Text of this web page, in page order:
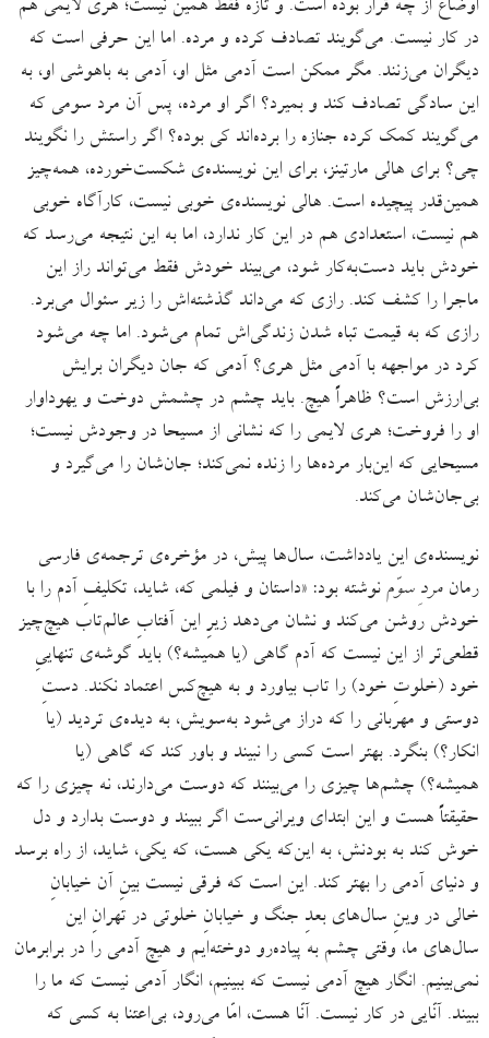
اوضاع از چه قرار بوده است. و تازه فقط همین نیست؛ هری لایمی هم
در کار نیست. می‌گویند تصادف کرده و مرده. اما این حرفی است که
دیگران می‌زنند. مگر ممکن است آدمی مثل او، آدمی به باهوشی او، به
این سادگی تصادف کند و بمیرد؟ اگر او مرده، پس آن مرد سومی که
می‌‌گویند کمک کرده جنازه را برده‌اند کی بوده؟ اگر راستش را نگویند
چی؟ برای هالی مارتینز، برای این نویسنده‌ی شکست‌خورده، همه‌چیز
همین‌قدر پیچیده است. هالی نویسنده‌ی خوبی نیست، کارآگاه خوبی
هم نیست، استعدادی هم در این کار ندارد، اما به این نتیجه می‌رسد که
خودش باید دست‌به‌کار شود، می‌بیند خودش فقط می‌تواند راز این
ماجرا را کشف کند. رازی که می‌داند گذشته‌اش را زیر سئوال می‌برد.
رازی که به قیمت تباه شدن زندگی‌اش تمام می‌شود. اما چه می‌شود
کرد در مواجهه با آدمی مثل هری؟ آدمی که جان دیگران برایش
بی‌ارزش است؟ ظاهراً هیچ. باید چشم در چشمش دوخت و یهوداوار
او را فروخت؛ هری لایمی را که نشانی از مسیحا در وجودش نیست؛
مسیحایی که این‌بار مرده‌ها را زنده نمی‌کند؛ جان‌شان را می‌گیرد و
بی‌جان‌شان می‌کند.
نویسنده‌ی این یادداشت، سال‌ها پیش، در مؤخره‌ی ترجمه‌ی فارسی
رمانمردِ سوّم نوشته بود: «داستان و فیلمی که، شاید، تکلیفِ آدم را با
خودش روشن می‌کند و نشان می‌دهد زیرِ این آفتابِ عالم‌تاب هیچ‌چیز
قطعی‌تر از این نیست که آدم گاهی (یا همیشه؟) باید گوشه‌ی تنهاییِ
خود (خلوتِ خود)‌ را تاب بیاورد و به هیچ‌کس اعتماد نکند. دستِ
دوستی و مهربانی را که دراز می‌شود به‌سویش، به دیده‌ی تردید (یا
انکار؟) بنگرد. بهتر است کسی را نبیند و باور کند که گاهی (یا
همیشه؟) چشم‌ها چیزی‌ را می‌بینند که دوست می‌دارند، نه چیزی را که
حقیقتاً هست و این ابتدای ویرانی‌ست اگر ببیند و دوست بدارد و دل
خوش کند به بودنش، به این‌که ‌یکی هست، که یکی، شاید، از راه برسد
و دنیای آدمی را بهتر ‌کند. این است که فرقی نیست بینِ آن خیابانِ
خالی در وینِ سال‌های بعدِ جنگ و خیابانِ خلوتی در تهرانِ این
سال‌های ما، وقتی چشم به پیاده‌رو دوخته‌ایم و هیچ آدمی را در برابرمان
نمی‌بینیم. انگار هیچ آدمی نیست که ببینیم، انگار آدمی نیست که ما را
ببیند. آنّایی در کار نیست. آنّا هست، امّا می‌رود، بی‌اعتنا به کسی که